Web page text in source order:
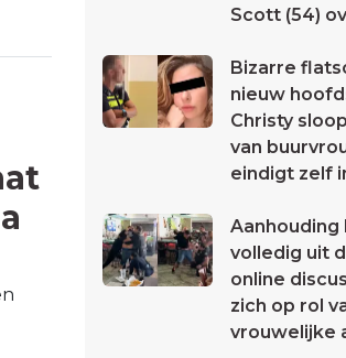
Scott (54)
Bizarre
nieuw
Christy
van
eindigt zelf
Aanhouding
volledig uit
online
zich op rol
vrouwelijke